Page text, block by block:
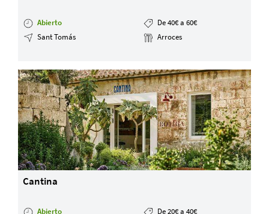
Abierto
De 40€ a 60€
Sant Tomás
Arroces
Cantina
Abierto
De 20€ a 40€